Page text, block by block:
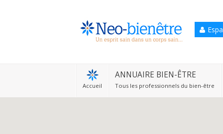
Accueil
ANNUAIRE BIEN-ÊTRE
Tous les professionnels du bien-être